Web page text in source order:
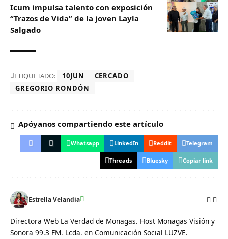
Icum impulsa talento con exposición
“Trazos de Vida” de la joven Layla
Salgado‎
ETIQUETADO: 10JUN
CERCADO
GREGORIO RONDÓN
Apóyanos compartiendo este artículo
Whatsapp LinkedIn Reddit Telegram
Threads Bluesky Copiar link
Estrella Velandia
Directora Web La Verdad de Monagas. Host Monagas Visión y
Sonora 99.3 FM. Lcda. en Comunicación Social LUZVE.